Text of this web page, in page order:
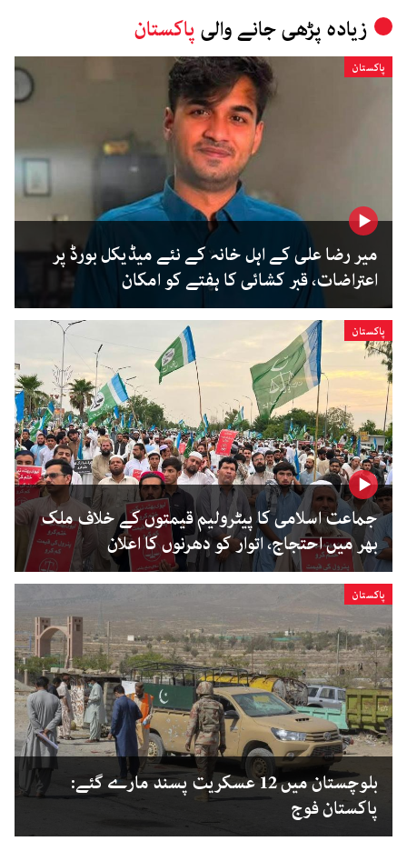
زیادہ پڑھی جانے والی پاکستان
پاکستان
میر رضا علی کے اہل خانہ کے نئے میڈیکل بورڈ پر
اعتراضات، قبر کشائی کا ہفتے کو امکان
پاکستان
جماعت اسلامی کا پیٹرولیم قیمتوں کے خلاف ملک
بھر میں احتجاج، اتوار کو دھرنوں کا اعلان
پاکستان
بلوچستان میں 12 عسکریت پسند مارے گئے:
پاکستان فوج